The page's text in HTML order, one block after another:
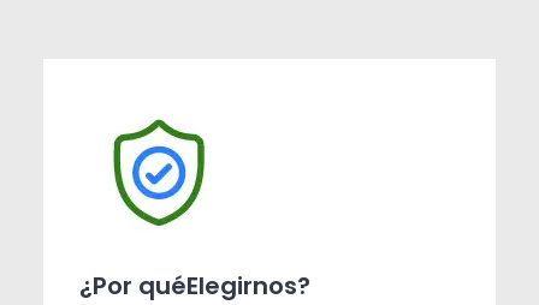
¿Por quéElegirnos?